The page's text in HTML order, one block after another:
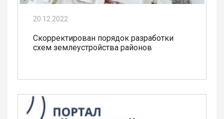
20.12.2022
Скорректирован порядок разработки
схем землеустройства районов